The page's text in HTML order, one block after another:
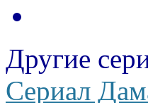
Другие
Сериал